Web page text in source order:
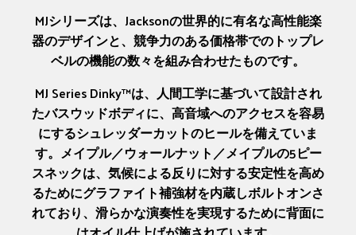
MJシリーズは、Jacksonの世界的に有名な高性能楽
器のデザインと、競争力のある価格帯でのトップレ
ベルの機能の数々を組み合わせたものです。
MJ Series Dinky™は、人間工学に基づいて設計され
たバスウッドボディに、高音域へのアクセスを容易
にするシュレッダーカットのヒールを備えていま
す。メイプル／ウォールナット／メイプルの5ピー
スネックは、気候による反りに対する安定性を高め
るためにグラファイト補強材を内蔵しボルトオンさ
れており、滑らかな演奏性を実現するために背面に